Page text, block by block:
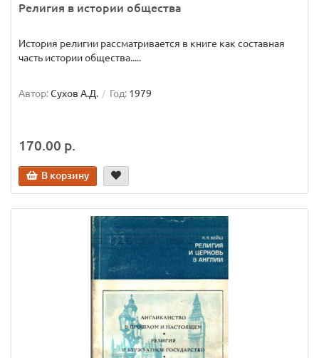
Религия в истории общества
История религии рассматривается в книге как составная
часть истории общества.....
Автор:Сухов А.Д. Год: 1979
170.00 р.
В корзину